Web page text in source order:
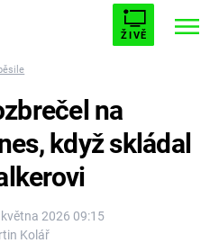
ŽIVĚ
AVENGERS 5
2026 09:15
Kolář
na
když skládal